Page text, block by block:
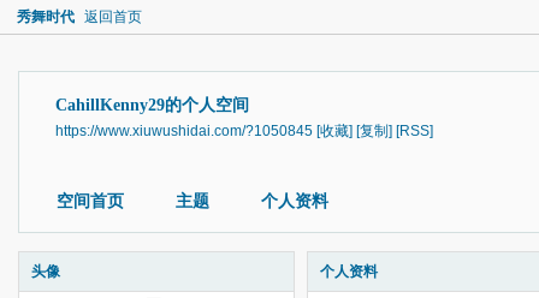
秀舞时代 返回首页
CahillKenny29的个人空间
https://www.xiuwushidai.com/?1050845 [收藏] [复制] [RSS]
空间首页 主题 个人资料
头像 个人资料